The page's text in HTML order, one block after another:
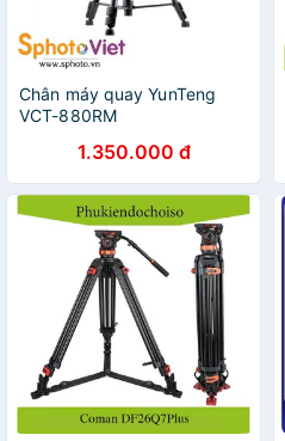
Chân máy quay YunTeng
VCT-880RM
1.350.000 đ